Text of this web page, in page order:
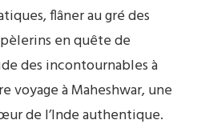
flâner au gré des
en quête de
des incontournables à
voyage à Maheshwar, une
de l’Inde authentique.